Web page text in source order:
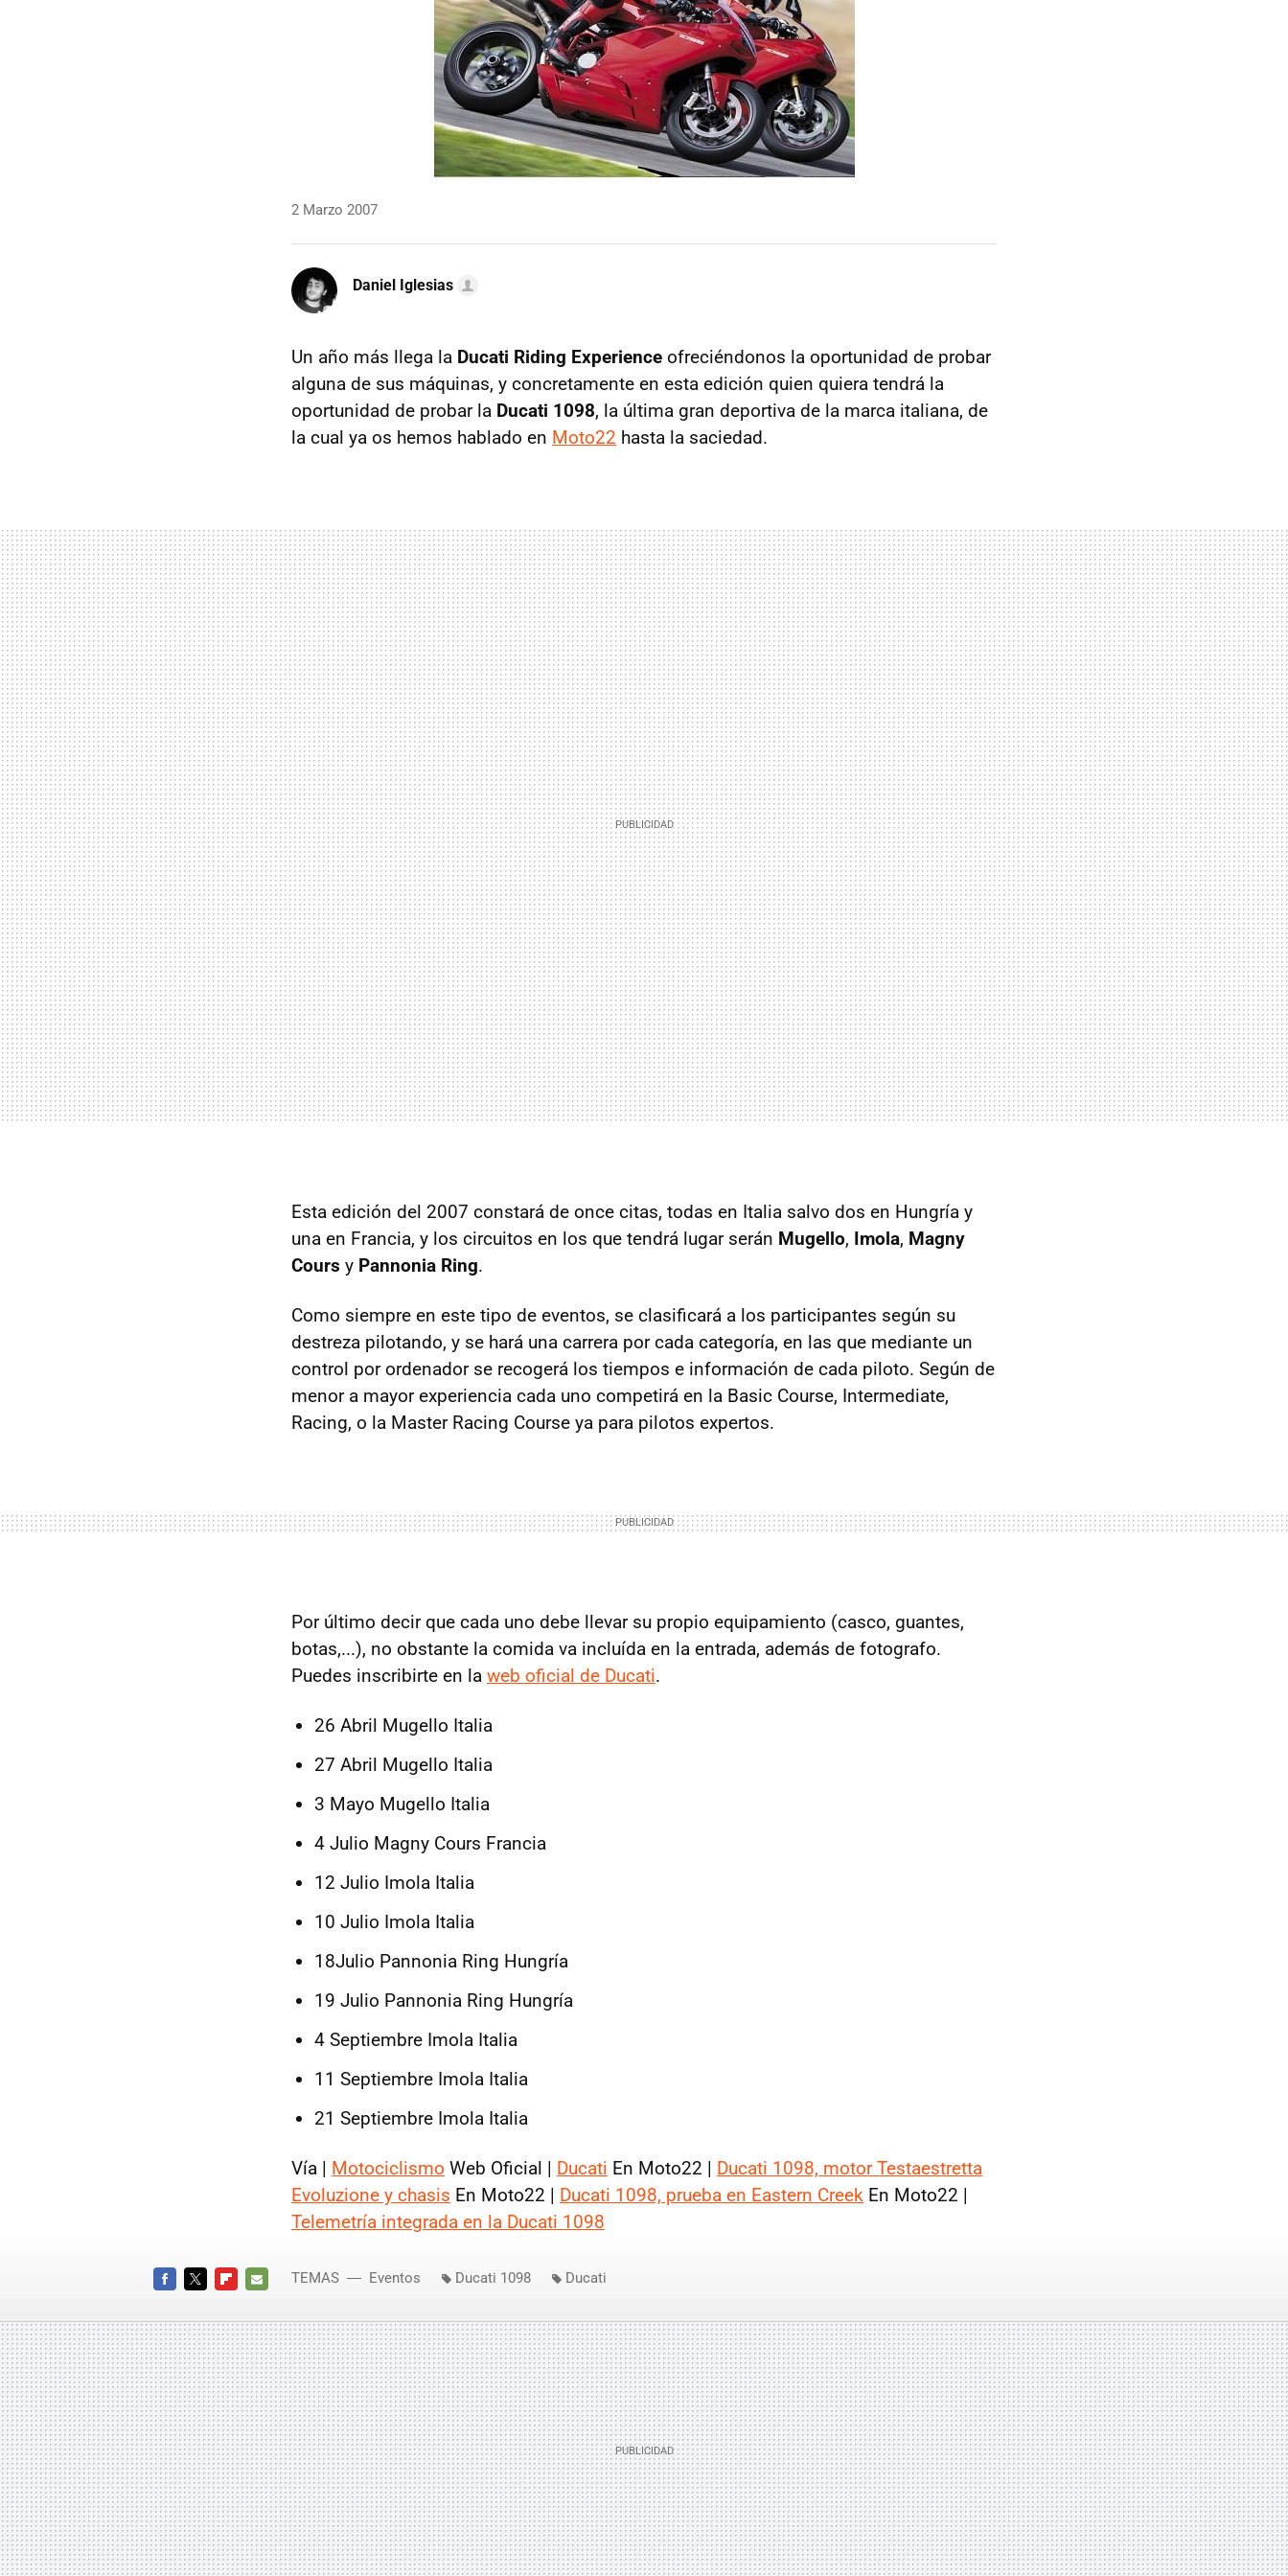
2 Marzo 2007
Daniel Iglesias
Un año más llega la Ducati Riding Experience ofreciéndonos la oportunidad de probar
alguna de sus máquinas, y concretamente en esta edición quien quiera tendrá la
oportunidad de probar la Ducati 1098, la última gran deportiva de la marca italiana, de
la cual ya os hemos hablado en Moto22 hasta la saciedad.
Esta edición del 2007 constará de once citas, todas en Italia salvo dos en Hungría y
una en Francia, y los circuitos en los que tendrá lugar serán Mugello, Imola, Magny
Cours y Pannonia Ring.
Como siempre en este tipo de eventos, se clasificará a los participantes según su
destreza pilotando, y se hará una carrera por cada categoría, en las que mediante un
control por ordenador se recogerá los tiempos e información de cada piloto. Según de
menor a mayor experiencia cada uno competirá en la Basic Course, Intermediate,
Racing, o la Master Racing Course ya para pilotos expertos.
Por último decir que cada uno debe llevar su propio equipamiento (casco, guantes,
botas,...), no obstante la comida va incluída en la entrada, además de fotografo.
Puedes inscribirte en la web oficial de Ducati.
26 Abril Mugello Italia
27 Abril Mugello Italia
3 Mayo Mugello Italia
4 Julio Magny Cours Francia
12 Julio Imola Italia
10 Julio Imola Italia
18Julio Pannonia Ring Hungría
19 Julio Pannonia Ring Hungría
4 Septiembre Imola Italia
11 Septiembre Imola Italia
21 Septiembre Imola Italia
Vía | Motociclismo Web Oficial | Ducati En Moto22 | Ducati 1098, motor Testaestretta
Evoluzione y chasis En Moto22 | Ducati 1098, prueba en Eastern Creek En Moto22 |
Telemetría integrada en la Ducati 1098
MAIL
TEMAS Eventos Ducati 1098 Ducati